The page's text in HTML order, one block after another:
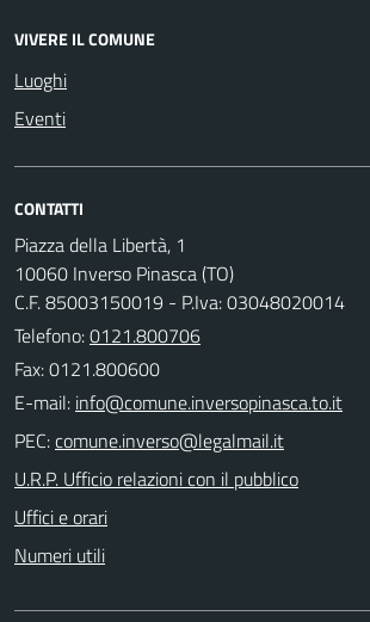
VIVERE IL COMUNE
Luoghi
Eventi
CONTATTI
Piazza della Libertà, 1
10060 Inverso Pinasca (TO)
C.F. 85003150019 - P.Iva: 03048020014
Telefono:0121.800706
Fax: 0121.800600
E-mail:
PEC:
U.R.P. Ufficio relazioni con il pubblico
Uffici e orari
Numeri utili